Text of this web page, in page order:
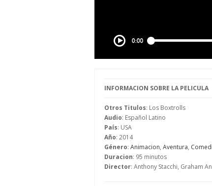
INFORMACION SOBRE LA PELICULA
Otros Titulos: Los Boxtrolls
Audio: Español Latino
País: USA
Año: 2014
Género: Animacion, Aventura,
Duracion: 95 minutos
Director: Anthony Stacchi, Graham